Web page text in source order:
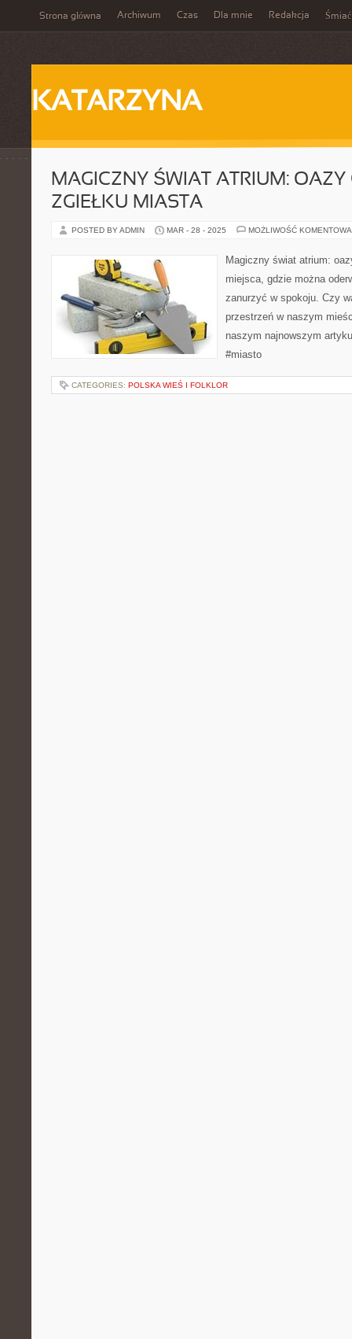
Strona główna Archiwum Czas Dla mnie Redakcja Śmiać
KATARZYNA
MAGICZNY ŚWIAT ATRIUM: OAZY
ZGIEŁKU MIASTA
POSTED BY ADMIN MAR - 28 - 2025 MOŻLIWOŚĆ
Magiczny świat atrium:
miejsca, gdzie można
zanurzyć w spokoju. Czy
przestrzeń w naszym
naszym najnowszym
#miasto
CATEGORIES: POLSKA WIEŚ I FOLKLOR